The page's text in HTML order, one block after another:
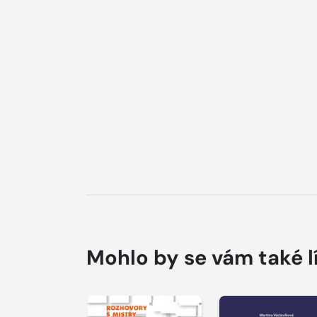
Mohlo by se vám také